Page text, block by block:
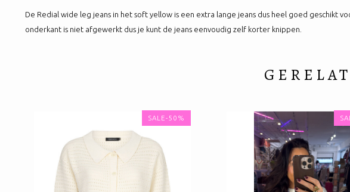
De Redial wide leg jeans in het soft yellow is een extra lange jeans dus heel goed geschikt
onderkant is niet afgewerkt dus je kunt de jeans eenvoudig zelf korter knippen.
SALE-50%